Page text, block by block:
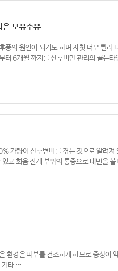
은 모유수유
풍의 원인이 되기도 하며 자칫 너무 빨
터 6개월 까지를 산후비만 관리의 골든
가량이 산후변비를 겪는 것으로 알려
고 회음 절개 부위의 통증으로 대변을
경은 피부를 건조하게 하므로 증상
기타 …